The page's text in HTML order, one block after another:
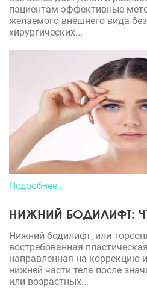
пациентам эффективные
желаемого внешнего вида
хирургических...
Подробнее...
НИЖНИЙ БОДИЛИФТ:
Нижний бодилифт, или
востребованная
направленная на коррекцию
нижней части тела после
или возрастных...